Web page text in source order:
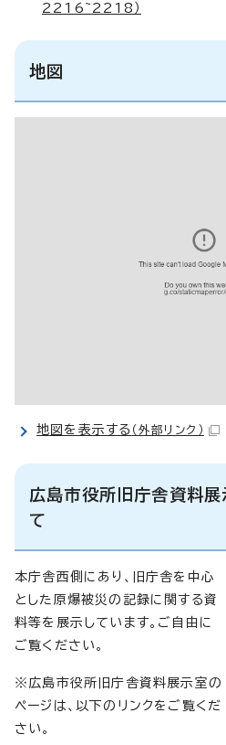
2216~2218）
地図
地図を表示する （外部リンク）
広島市役所旧庁舎資料
て
本庁舎西側にあり、旧庁舎を中心
とした原爆被災の記録に関する資
料等を展示しています。ご自由に
ご覧ください。
※広島市役所旧庁舎資料展示室の
ページは、以下のリンクをご覧くだ
さい。